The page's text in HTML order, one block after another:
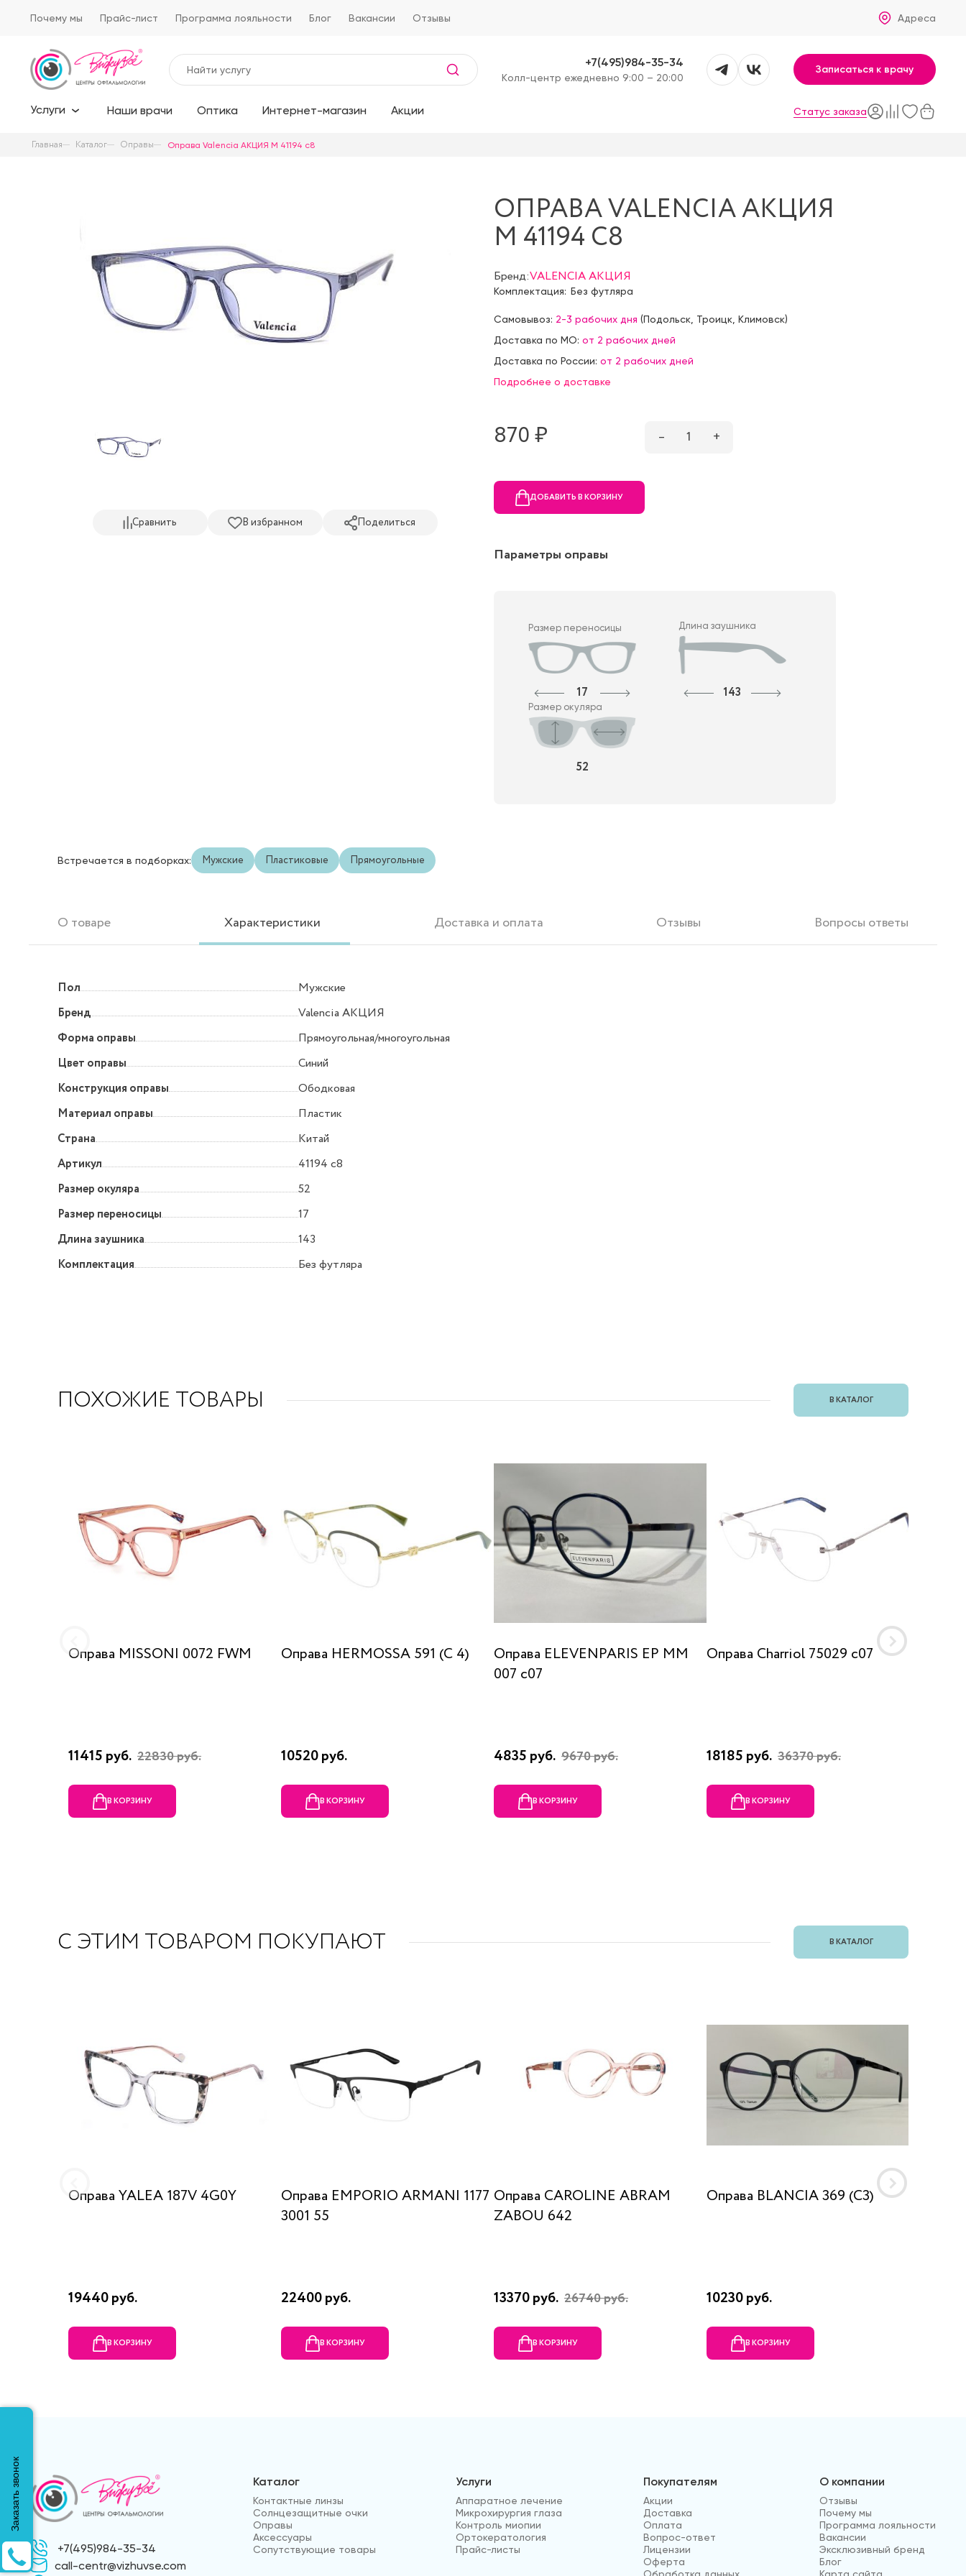
Почему мы Прайс-лист Программа лояльности Блог Вакансии Отзывы Адреса
+7(495)984-35-34
Kолл-центр ежедневно 9:00 – 20:00
Записаться к врачу
Услуги Наши врачи Оптика Интернет-магазин Акции Статус заказа
Главная Каталог Оправы Оправа Valencia AKЦИЯ М 41194 c8
Сравнить В избранном Поделиться
ОПРАВА VALENCIA AKЦИЯ
М 41194 C8
Бренд:VALENCIA АКЦИЯ
Комплектация: Без футляра
Самовывоз: 2-3 рабочих дня (Подольск, Троицк, Климовск)
Доставка по МО: от 2 рабочих дней
Доставка по России: от 2 рабочих дней
Подробнее о доставке
870 ₷ – 1 +
ДОБАВИТЬ В КОРЗИНУ
Параметры оправы
Размер переносицы
17
Длина заушника
143
Размер окуляра
52
Встречается в подборках: Мужские Пластиковые Прямоугольные
О товаре Характеристики Доставка и оплата Отзывы Вопросы ответы
Пол
Мужские
Бренд
Valencia АКЦИЯ
Форма оправы
Прямоугольная/многоугольная
Цвет оправы
Синий
Конструкция оправы
Ободковая
Материал оправы
Пластик
Страна
Китай
Артикул
41194 c8
Размер окуляра
52
Размер переносицы
17
Длина заушника
143
Комплектация
Без футляра
ПОХОЖИЕ ТОВАРЫ В КАТАЛОГ
Оправа MISSONI 0072 FWM
11415 руб. 22830 руб.
В КОРЗИНУ
Оправа HERMOSSA 591 (C 4)
10520 руб.
В КОРЗИНУ
Оправа ELEVENPARIS EP MM
007 c07
4835 руб. 9670 руб.
В КОРЗИНУ
Оправа Charriol 75029 c07
18185 руб. 36370 руб.
В КОРЗИНУ
С ЭТИМ ТОВАРОМ ПОКУПАЮТ В КАТАЛОГ
Оправа YALEA 187V 4G0Y
19440 руб.
В КОРЗИНУ
Оправа EMPORIO ARMANI 1177
3001 55
22400 руб.
В КОРЗИНУ
Оправа CAROLINE ABRAM
ZABOU 642
13370 руб. 26740 руб.
В КОРЗИНУ
Оправа BLANCIA 369 (C3)
10230 руб.
В КОРЗИНУ
+7(495)984-35-34
call-centr@vizhuvse.com
Каталог
Контактные линзы
Солнцезащитные очки
Оправы
Аксессуары
Сопутствующие товары
Услуги
Аппаратное лечение
Микрохирургия глаза
Контроль миопии
Ортокератология
Прайс-листы
Покупателям
Акции
Доставка
Оплата
Вопрос-ответ
Лицензии
Оферта
О компании
Отзывы
Почему мы
Программа лояльности
Вакансии
Эксклюзивный бренд
Блог
Заказать звонок